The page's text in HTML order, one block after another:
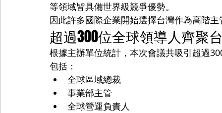
等領域皆具備世界級競爭優勢。
因此許多國際企業開始選擇台灣作為高階
超過300位全球領導人齊聚
根據主辦單位統計，本次會議共吸引超過
包括：
全球區域總裁
事業部主管
全球營運負責人